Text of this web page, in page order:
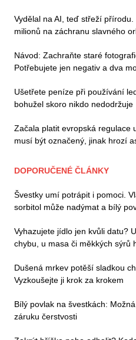
Vydělal na AI, teď střeží
milionů na záchranu slavného
Návod: Zachraňte staré
Potřebujete jen negativ a dva
Ušetřete peníze při používání
bohužel skoro nikdo nedodržuje
Začala platit evropská regulace
musí být označený, jinak hrozí
DOPORUČENÉ ČLÁNKY
Švestky umí potrápit i pomoci.
sorbitol může nadýmat a bílý
Vyhazujete jídlo jen kvůli datu?
chybu, u masa či měkkých sýrů
Dušená mrkev potěší sladkou
Vyzkoušejte ji krok za krokem
Bílý povlak na švestkách:
záruku čerstvosti